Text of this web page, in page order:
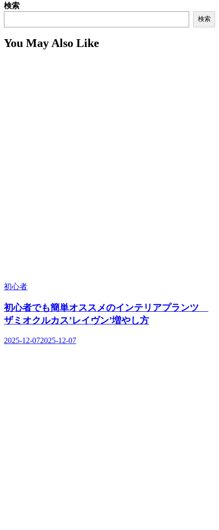
検索
検索
You May Also Like
初心者
初心者でも簡単オススメのインテリアプランツ
ザミオクルカス’レイヴン’増やし方
2025-12-072025-12-07